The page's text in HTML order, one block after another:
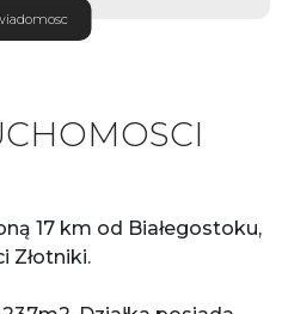
17 km od Białegostoku,
Złotniki.